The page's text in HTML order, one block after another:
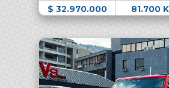
$ 32.970.000 81.700